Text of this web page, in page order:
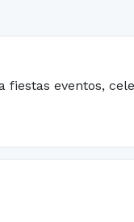
eventos,